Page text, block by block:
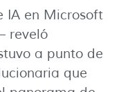
IA en Microsoft
reveló
a punto de
que